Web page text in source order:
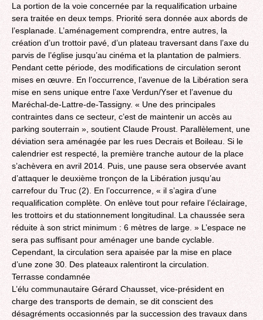
La portion de la voie concernée par la requalification urbaine
sera traitée en deux temps. Priorité sera donnée aux abords de
l’esplanade. L’aménagement comprendra, entre autres, la
création d’un trottoir pavé, d’un plateau traversant dans l’axe du
parvis de l’église jusqu’au cinéma et la plantation de palmiers.
Pendant cette période, des modifications de circulation seront
mises en œuvre. En l’occurrence, l’avenue de la Libération sera
mise en sens unique entre l’axe Verdun/Yser et l’avenue du
Maréchal-de-Lattre-de-Tassigny. « Une des principales
contraintes dans ce secteur, c’est de maintenir un accès au
parking souterrain », soutient Claude Proust. Parallèlement, une
déviation sera aménagée par les rues Decrais et Boileau. Si le
calendrier est respecté, la première tranche autour de la place
s’achèvera en avril 2014. Puis, une pause sera observée avant
d’attaquer le deuxième tronçon de la Libération jusqu’au
carrefour du Truc (2). En l’occurrence, « il s’agira d’une
requalification complète. On enlève tout pour refaire l’éclairage,
les trottoirs et du stationnement longitudinal. La chaussée sera
réduite à son strict minimum : 6 mètres de large. » L’espace ne
sera pas suffisant pour aménager une bande cyclable.
Cependant, la circulation sera apaisée par la mise en place
d’une zone 30. Des plateaux ralentiront la circulation.
Terrasse condamnée
L’élu communautaire Gérard Chausset, vice-président en
charge des transports de demain, se dit conscient des
désagréments occasionnés par la succession des travaux dans